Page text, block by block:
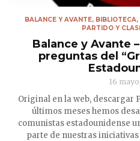
BALANCE Y AVANTE, BIBLIOTECA,
PARTIDO Y
Balance y Avante
preguntas del
16
Original en la web, descargar
últimos meses hemos
comunistas estadounidense
parte de nuestras